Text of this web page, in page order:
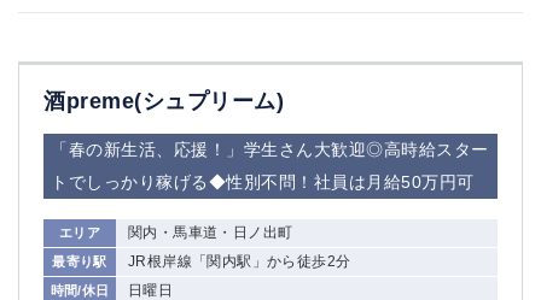
酒preme(シュプリーム)
「春の新生活、応援！」学生さん大歓迎◎高時給スター
トでしっかり稼げる◆性別不問！社員は月給50万円可
エリア 関内・馬車道・日ノ出町
最寄り駅 JR根岸線「関内駅」から徒歩2分
時間/休日 日曜日
①六本木 ②西麻布
大山
赤坂
高円寺
蒲田東口
多摩センター
立川（南口）
新宿
浜松町
西葛西
中野